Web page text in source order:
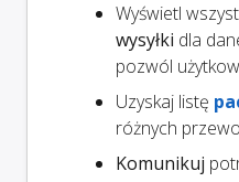
Wyświetl
wysyłki dla
pozwól
Uzyskaj listę
różnych
Komunikuj